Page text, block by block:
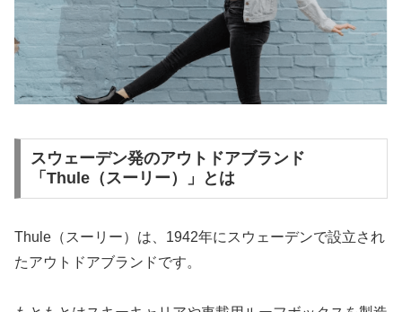
スウェーデン発のアウトドアブランド
「Thule（スーリー）」とは
Thule（スーリー）は、1942年にスウェーデンで設立され
たアウトドアブランドです。